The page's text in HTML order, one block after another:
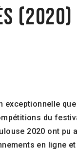
(2020)
exceptionnelle
du
2020 ont pu
en ligne et